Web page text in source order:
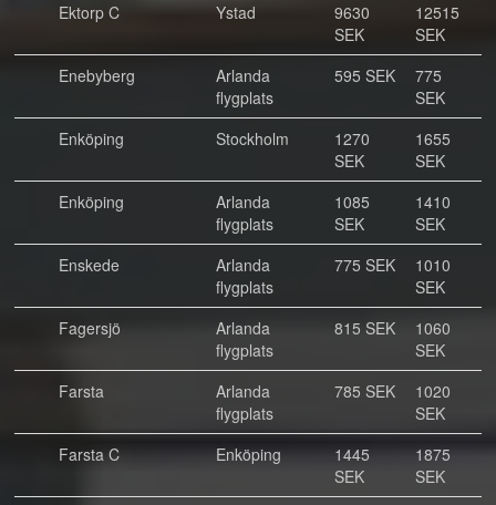
Ektorp C
Ystad
9630
SEK
12515
SEK
Enebyberg
Arlanda
flygplats
595 SEK
775
SEK
Enköping
Stockholm
1270
SEK
1655
SEK
Enköping
Arlanda
flygplats
1085
SEK
1410
SEK
Enskede
Arlanda
flygplats
775 SEK
1010
SEK
Fagersjö
Arlanda
flygplats
815 SEK
1060
SEK
Farsta
Arlanda
flygplats
785 SEK
1020
SEK
Farsta C
Enköping
1445
SEK
1875
SEK